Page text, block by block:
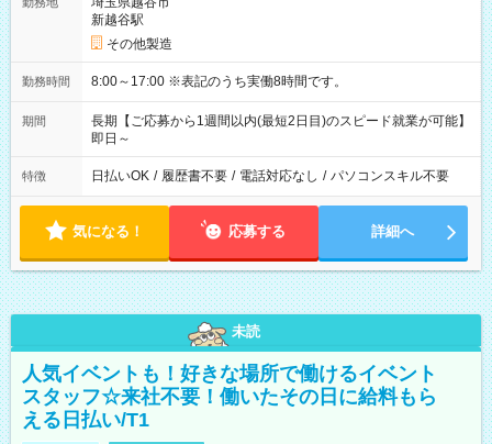
新越谷駅
その他製造
勤務時間 8:00～17:00 ※表記のうち実働8時間です。
期間
長期【ご応募から1週間以内(最短2日目)のスピード就業が可能】
即日～
特徴 日払いOK / 履歴書不要 / 電話対応なし / パソコンスキル不要
気になる！ 応募する 詳細へ
未読
人気イベントも！好きな場所で働けるイベント
スタッフ☆来社不要！働いたその日に給料もら
える日払い/T1